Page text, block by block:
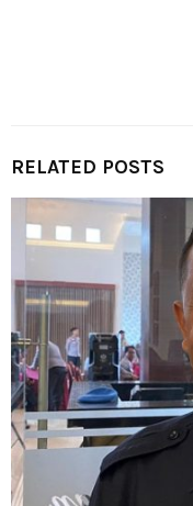
RELATED POSTS